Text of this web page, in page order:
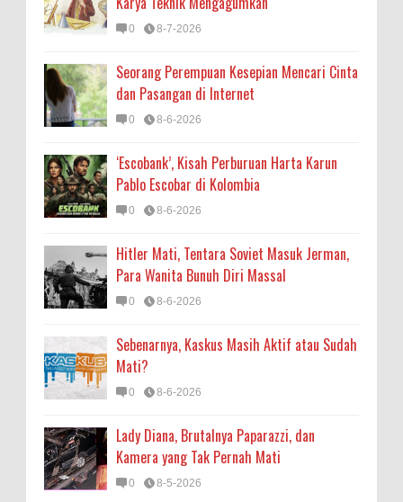
0 8-7-2026
Seorang Perempuan Kesepian Mencari Cinta
dan Pasangan di Internet
0 8-6-2026
‘Escobank’, Kisah Perburuan Harta Karun
Pablo Escobar di Kolombia
0 8-6-2026
Hitler Mati, Tentara Soviet Masuk Jerman,
Para Wanita Bunuh Diri Massal
0 8-6-2026
Sebenarnya, Kaskus Masih Aktif atau Sudah
Mati?
0 8-6-2026
Lady Diana, Brutalnya Paparazzi, dan
Kamera yang Tak Pernah Mati
0 8-5-2026